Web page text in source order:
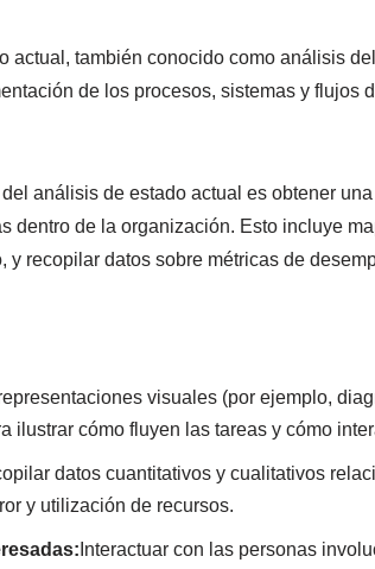
actual, también conocido como análisis
de los procesos, sistemas y flujos
análisis de estado actual es obtener
dentro de la organización. Esto incluye
y recopilar datos sobre métricas de
visuales (por ejemplo,
ilustrar cómo fluyen las tareas y cómo
datos cuantitativos y cualitativos
y utilización de recursos.
Interactuar con las personas